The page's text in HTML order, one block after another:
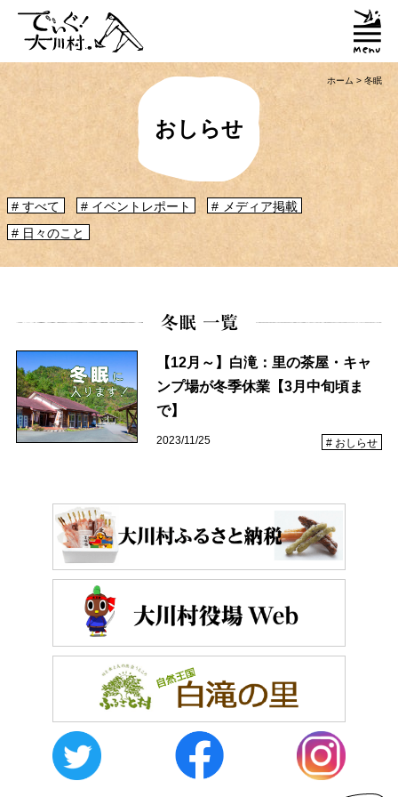
「大川村ってどんなとこ？」聞いたこともみたこともないぞ？という大川村
初心者のかたに、大川村へ来るための道のりや、心構えなどをご紹介！
大川村マップ
村の特産品「土佐はちきん地鶏」など各種物産をご紹介！
体験・イベント
イベント情報
施設
コックさんのいる道の駅ならぬ「村の駅」や鉱山跡地にある学校を活用した
宿泊施設など、村にある施設をご紹介！
ホーム >冬眠
おしらせ
すべて イベントレポート
メディア掲載
日々のこと
冬眠 一覧
【12月～】白滝：里の茶屋・キャ
ンプ場が冬季休業【3月中旬頃ま
で】
2023/11/25 おしらせ